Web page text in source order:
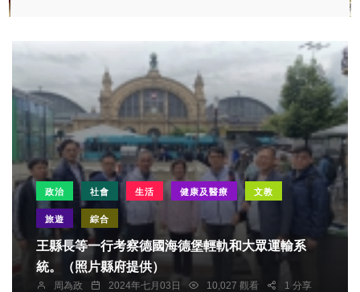
政治 社會 生活 健康及醫療 文教
旅遊 綜合
王縣長等一行考察德國海德堡輕軌和大眾運輸系
統。（照片縣府提供）
周為政 2024年七月03日 10,027 觀看 1 分享